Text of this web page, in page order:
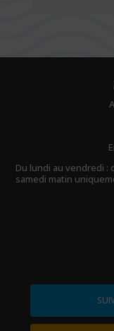
Du lundi au vendredi :
samedi matin